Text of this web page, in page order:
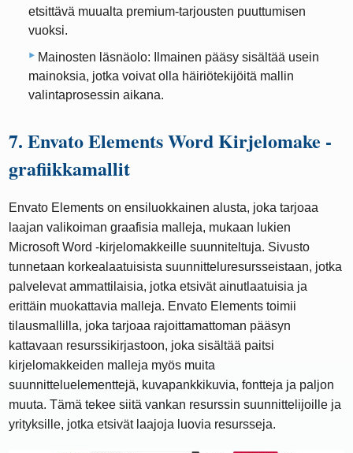
etsittävä muualta premium-tarjousten puuttumisen
vuoksi.
Mainosten läsnäolo: Ilmainen pääsy sisältää usein
mainoksia, jotka voivat olla häiriötekijöitä mallin
valintaprosessin aikana.
7. Envato Elements Word Kirjelomake -
grafiikkamallit
Envato Elements on ensiluokkainen alusta, joka tarjoaa
laajan valikoiman graafisia malleja, mukaan lukien
Microsoft Word -kirjelomakkeille suunniteltuja. Sivusto
tunnetaan korkealaatuisista suunnitteluresursseistaan, jotka
palvelevat ammattilaisia, jotka etsivät ainutlaatuisia ja
erittäin muokattavia malleja. Envato Elements toimii
tilausmallilla, joka tarjoaa rajoittamattoman pääsyn
kattavaan resurssikirjastoon, joka sisältää paitsi
kirjelomakkeiden malleja myös muita
suunnitteluelementtejä, kuvapankkikuvia, fontteja ja paljon
muuta. Tämä tekee siitä vankan resurssin suunnittelijoille ja
yrityksille, jotka etsivät laajoja luovia resursseja.